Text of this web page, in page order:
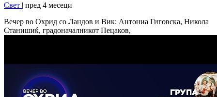
Свет | пред 4 месеци
Вечер во Охрид со Ландов и Вик: Антониа Гиговска, Никола
Станишиќ, градоначалникот Пецаков,